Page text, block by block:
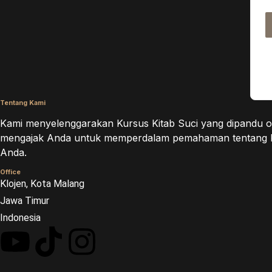
Tentang Kami
Kami menyelenggarakan Kursus Kitab Suci yang dipandu
mengajak Anda untuk memperdalam pemahaman
Anda.
Office
Klojen, Kota Malang
Jawa Timur
Indonesia